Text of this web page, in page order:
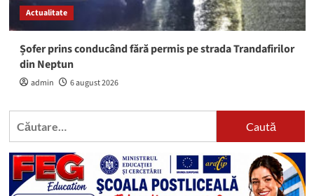
Actualitate
Șofer prins conducând fără permis pe strada Trandafirilor
din Neptun
admin 6 august 2026
Caută